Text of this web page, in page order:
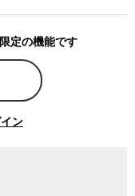
トメディアにも事前提
を込めて、これをここ
定の機能です
ン